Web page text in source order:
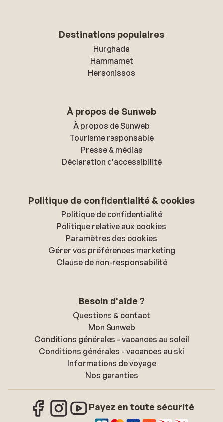
Destinations populaires
Hurghada
Hammamet
Hersonissos
À propos de Sunweb
À propos de Sunweb
Tourisme responsable
Presse & médias
Déclaration d'accessibilité
Politique de confidentialité & cookies
Politique de confidentialité
Politique relative aux cookies
Paramètres des cookies
Gérer vos préférences marketing
Clause de non-responsabilité
Besoin d'aide ?
Questions & contact
Mon Sunweb
Conditions générales - vacances au soleil
Conditions générales - vacances au ski
Informations de voyage
Nos garanties
Payez en toute sécurité